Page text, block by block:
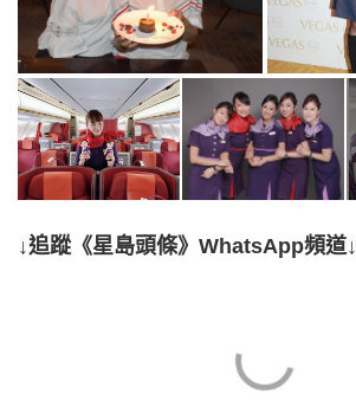
↓追蹤《星島頭條》WhatsApp頻道↓